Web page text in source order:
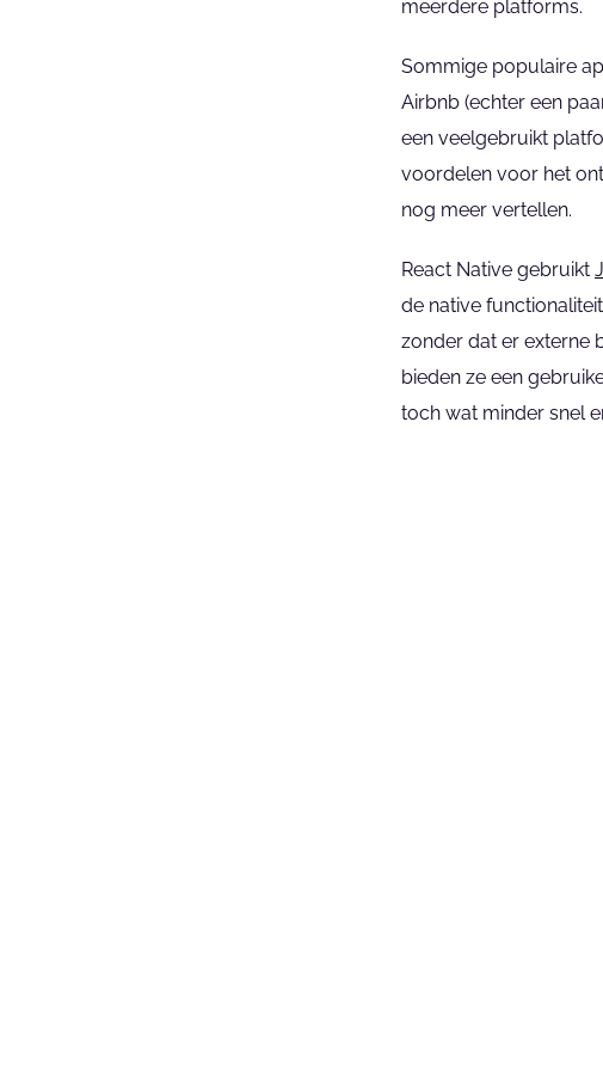
meerdere platforms.
Sommige populaire
Airbnb (echter een
een veelgebruikt
voordelen voor het
nog meer vertellen.
React Native gebruikt
de native
zonder dat er externe
bieden ze een
toch wat minder snel